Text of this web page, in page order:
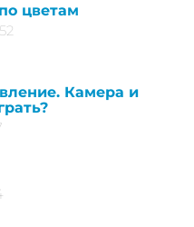
цветам
Камера и